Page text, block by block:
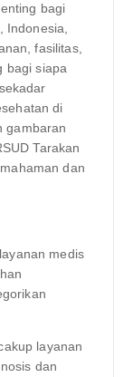
bagi
Indonesia,
fasilitas,
bagi siapa
di
gambaran
Tarakan
dan
medis
layanan
dan